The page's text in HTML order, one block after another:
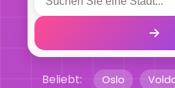
Beliebt: Oslo